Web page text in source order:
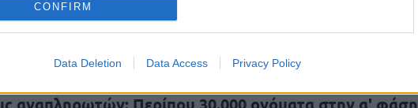
CONFIRM
Data Deletion Data Access Privacy Policy
προσλήψεων 2027 - Παρατείνεται το Β'